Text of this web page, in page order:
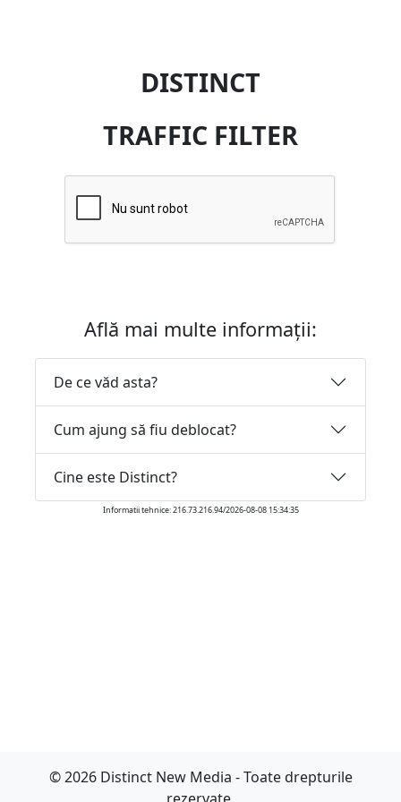
DISTINCT
TRAFFIC FILTER
Află mai multe informații:
De ce văd asta?
Cum ajung să fiu deblocat?
Cine este Distinct?
Informatii tehnice: 216.73.216.94/2026-08-08 15:34:35
© 2026 Distinct New Media - Toate drepturile